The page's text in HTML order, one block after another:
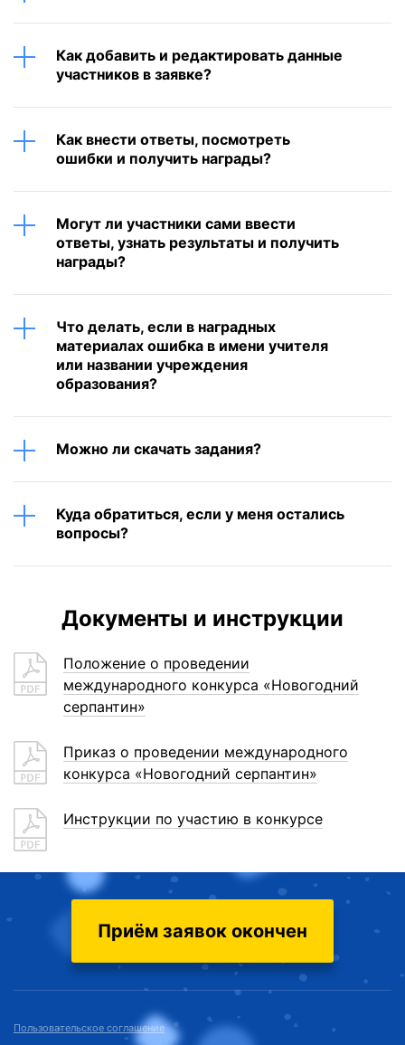
Как добавить и редактировать данные
участников в заявке?
Как внести ответы, посмотреть
ошибки и получить награды?
Могут ли участники сами ввести
ответы, узнать результаты и получить
награды?
Что делать, если в наградных
материалах ошибка в имени учителя
или названии учреждения
образования?
Можно ли скачать задания?
Куда обратиться, если у меня остались
вопросы?
Документы и инструкции
Положение о проведении
международного конкурса «Новогодний
серпантин»
Приказ о проведении международного
конкурса «Новогодний серпантин»
Инструкции по участию в конкурсе
Приём заявок окончен
Пользовательское соглашение